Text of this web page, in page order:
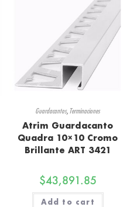
Guardacantos, Terminaciones
Atrim Guardacanto
Quadra 10×10 Cromo
Brillante ART 3421
$43,891.85
Add to cart